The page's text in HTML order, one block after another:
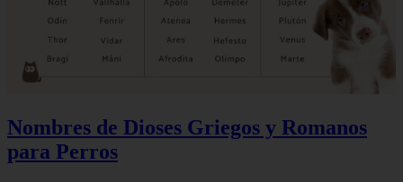
Nombres de Dioses Griegos y Romanos
para Perros